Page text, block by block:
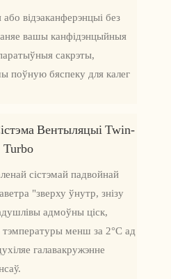
відэаканферэнцыі без
вашы канфідэнцыйныя
сакрэты,
поўную бяспеку для калег
Вентыляцыі Twin-
Turbo
сістэмай падвойнай
"зверху ўнутр, знізу
адмоўны ціск,
тэмпературы менш за 2°C ад
галавакружэнне